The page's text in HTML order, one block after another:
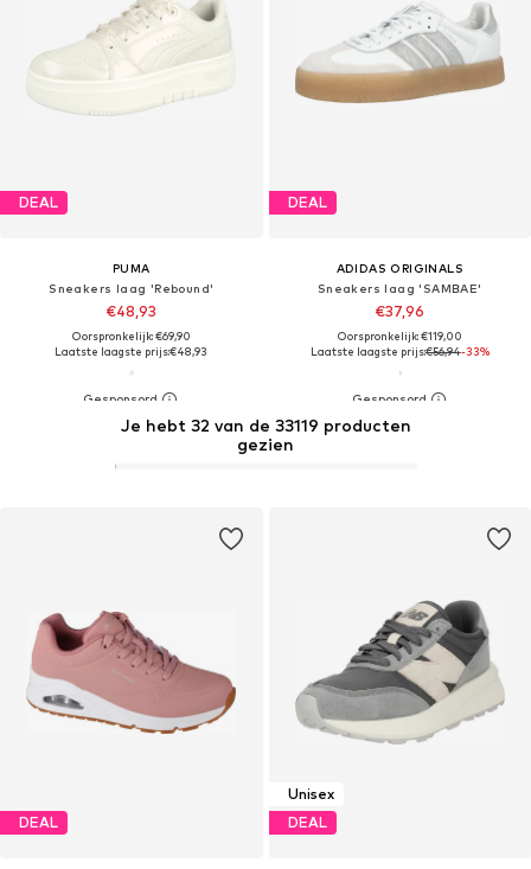
DEAL
PUMA
Sneakers laag 'Rebound'
€48,93
Oorspronkelijk: €69,90
Laatste laagste prijs:€48,93
DEAL
ADIDAS ORIGINALS
Sneakers laag 'SAMBAE'
€37,96
Oorspronkelijk: €119,00
Laatste laagste prijs:€56,94-33%
DEAL
Je hebt 32 van de 33119 producten
gezien
Unisex
DEAL